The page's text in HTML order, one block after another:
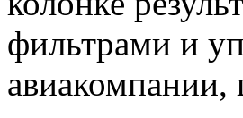
фильтрами и
авиакомпании,